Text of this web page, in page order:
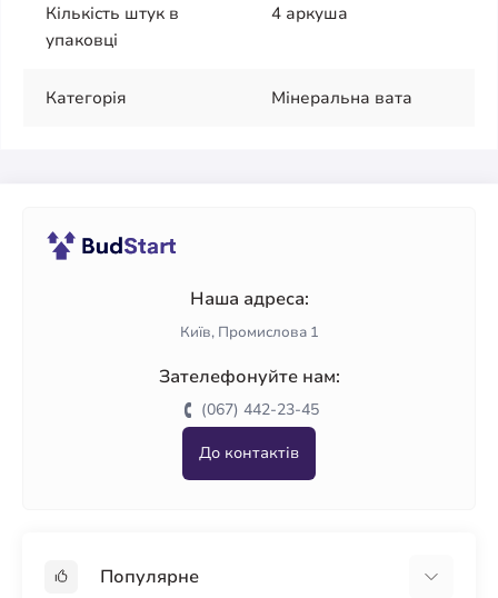
Кількість штук в
упаковці
4 аркуша
Категорія Мінеральна вата
Наша адреса:
Київ, Промислова 1
Зателефонуйте нам:
(067) 442-23-45
До контактів
Популярне